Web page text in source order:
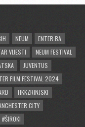
NEUM
ENTER.BA
VIJESTI
NEUM FESTIVAL
JUVENTUS
FILM FESTIVAL 2024
HKKZRINJSKI
CITY
#ŠIROKI